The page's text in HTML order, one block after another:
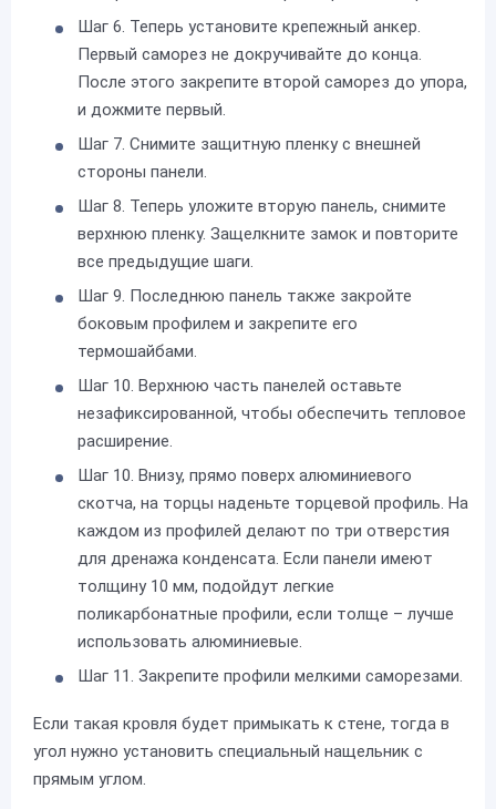
Шаг 6. Теперь установите крепежный анкер.
Первый саморез не докручивайте до конца.
После этого закрепите второй саморез до упора,
и дожмите первый.
Шаг 7. Снимите защитную пленку с внешней
стороны панели.
Шаг 8. Теперь уложите вторую панель, снимите
верхнюю пленку. Защелкните замок и повторите
все предыдущие шаги.
Шаг 9. Последнюю панель также закройте
боковым профилем и закрепите его
термошайбами.
Шаг 10. Верхнюю часть панелей оставьте
незафиксированной, чтобы обеспечить тепловое
расширение.
Шаг 10. Внизу, прямо поверх алюминиевого
скотча, на торцы наденьте торцевой профиль. На
каждом из профилей делают по три отверстия
для дренажа конденсата. Если панели имеют
толщину 10 мм, подойдут легкие
поликарбонатные профили, если толще – лучше
использовать алюминиевые.
Шаг 11. Закрепите профили мелкими саморезами.
Если такая кровля будет примыкать к стене, тогда в
угол нужно установить специальный нащельник с
прямым углом.